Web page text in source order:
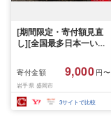
[期間限定・寄付額見直
し][全国最多日本一いわ
1.5kg(150g×10個) いわ
て牛 × 岩中豚 ハンバー
グ 合挽き 合い挽き 黒毛
和牛 人気 冷凍 個包装 小
分け 冷凍 牛肉 豚肉 和牛
寄付金額 9,000 円〜
岩手県 盛岡市
3サイトで比較